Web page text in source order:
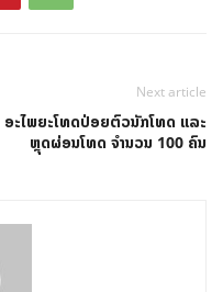
Next article
ອະໄພຍະໂທດປ່ອຍຕົວນັກໂທດ ແລະ
ຫຼຸດຜ່ອນໂທດ ຈໍານວນ 100 ຄົນ